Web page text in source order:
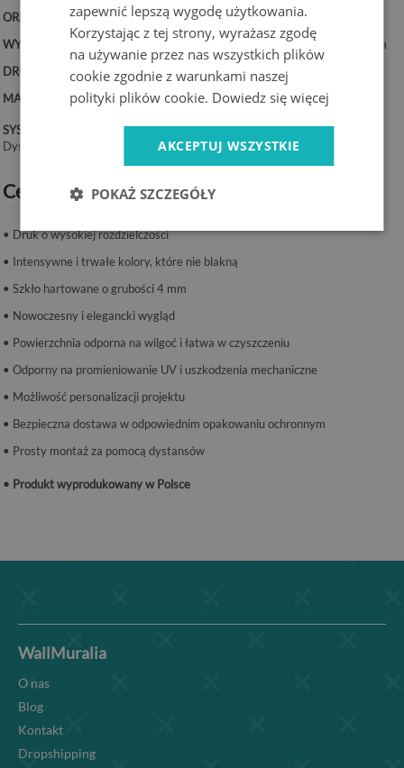
ORIENTACJA:Pionowa
WYMIARY:
50x100 cm, 50x125 cm, 70x100 cm, 60x120 cm, 70x140 cm
DRUK:
UV – trwałe kolory
MATERIAŁ:
Szkło hartowane 4 mm
SYSTEM MONTAŻU:
Dystanse lub taśma montażowa.
Cechy produktu:
• Druk o wysokiej rozdzielczości
• Intensywne i trwałe kolory, które nie blakną
• Szkło hartowane o grubości 4 mm
• Nowoczesny i elegancki wygląd
• Powierzchnia odporna na wilgoć i łatwa w czyszczeniu
• Odporny na promieniowanie UV i uszkodzenia mechaniczne
• Możliwość personalizacji projektu
• Bezpieczna dostawa w odpowiednim opakowaniu ochronnym
• Prosty montaż za pomocą dystansów
• Produkt wyprodukowany w Polsce
WallMuralia
O nas
Blog
Kontakt
Dropshipping
zapewnić lepszą wygodę użytkowania.
Korzystając z tej strony, wyrażasz zgodę
na używanie przez nas wszystkich plików
cookie zgodnie z warunkami naszej
polityki plików cookie. Dowiedz się więcej
AKCEPTUJ WSZYSTKIE
POKAŻ SZCZEGÓŁY